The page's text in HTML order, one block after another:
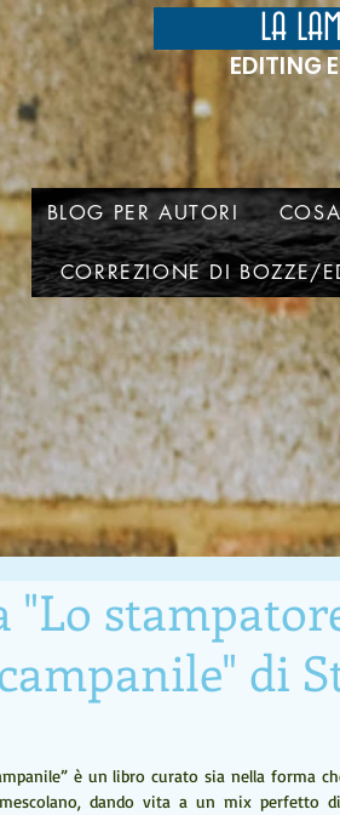
EDITING E
LA
BLOG PER AUTORI
CORREZIONE DI BOZZE/
"Lo
di
è un libro curato sia nella forma
dando vita a un mix perfetto